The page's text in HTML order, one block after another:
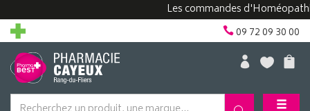
Les commandes
09 72 09 30 00